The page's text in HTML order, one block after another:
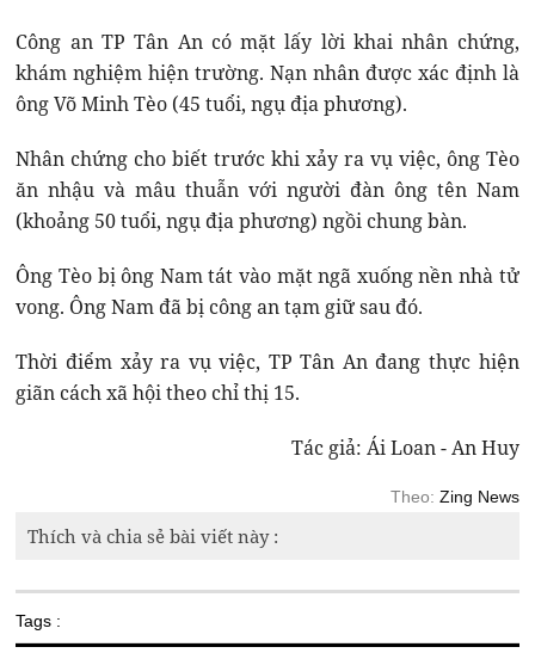
Công an TP Tân An có mặt lấy lời khai nhân chứng,
khám nghiệm hiện trường. Nạn nhân được xác định là
ông Võ Minh Tèo (45 tuổi, ngụ địa phương).
Nhân chứng cho biết trước khi xảy ra vụ việc, ông Tèo
ăn nhậu và mâu thuẫn với người đàn ông tên Nam
(khoảng 50 tuổi, ngụ địa phương) ngồi chung bàn.
Ông Tèo bị ông Nam tát vào mặt ngã xuống nền nhà tử
vong. Ông Nam đã bị công an tạm giữ sau đó.
Thời điểm xảy ra vụ việc, TP Tân An đang thực hiện
giãn cách xã hội theo chỉ thị 15.
Tác giả: Ái Loan - An Huy
Theo: Zing News
Thích và chia sẻ bài viết này :
Tags :